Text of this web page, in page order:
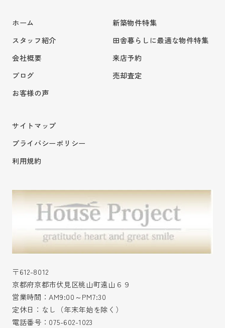
ホーム
スタッフ紹介
会社概要
ブログ
お客様の声
新築物件特集
田舎暮らしに最適な物件特集
来店予約
売却査定
サイトマップ
プライバシーポリシー
利用規約
〒612-8012
京都府京都市伏見区桃山町遠山６９
営業時間：AM9:00～PM7:30
定休日：なし（年末年始を除く）
電話番号： 075-602-1023